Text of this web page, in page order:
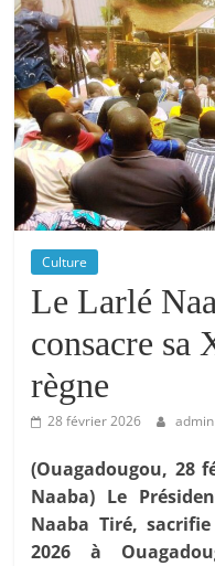
Culture
Le Larlé
consacre sa
règne
28 février 2026 admin
(Ouagadougou, 28
Naaba) Le
Naaba Tiré,
2026 à